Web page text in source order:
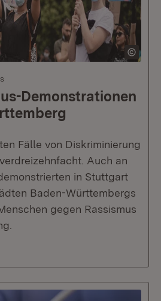
Demonstrationen
Fälle von Diskriminierung
Auch an
in Stuttgart
Baden-Württembergs
gegen Rassismus